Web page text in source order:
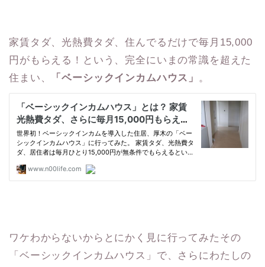
家賃タダ、光熱費タダ、住んでるだけで毎月15,000
円がもらえる！という、完全にいまの常識を超えた
住まい、
「ベーシックインカムハウス」 。
ワケわからないからとにかく見に行ってみたその
「ベーシックインカムハウス」で、さらにわたしの